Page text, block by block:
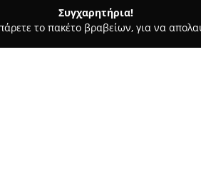
Συγχαρητήρια!
το πακέτο βραβείων, για να